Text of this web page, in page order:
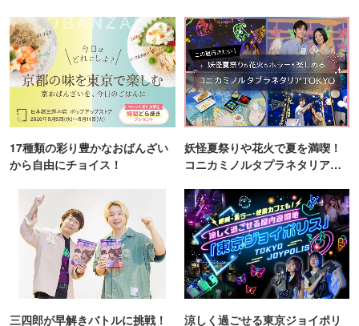
17種類の彩り豊かなおばんざい
から自由にチョイス！
妖怪夏祭りや花火で夏を満喫！
コニカミノルタプラネタリア
三四郎が早解きバトルに挑戦！ 涼しく過ごせる東京ジョイポリ